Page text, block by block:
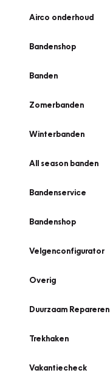
Airco onderhoud
Bandenshop
Banden
Zomerbanden
Winterbanden
All season banden
Bandenservice
Bandenshop
Velgenconfigurator
Overig
Duurzaam Repareren
Trekhaken
Vakantiecheck